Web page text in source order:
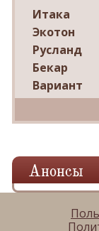
Итака
Экотон
Русланд
Бекар
Вариант
Дриада
Реал
Ваш Дом
Александр
Мир
Панорама
Анонсы